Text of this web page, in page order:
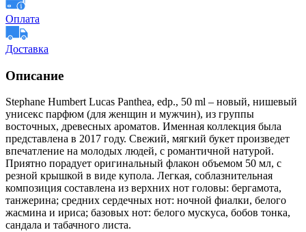
Оплата
Доставка
Описание
Stephane Humbert Lucas Panthea, edp., 50 ml – новый, нишевый
унисекс парфюм (для женщин и мужчин), из группы
восточных, древесных ароматов. Именная коллекция была
представлена в 2017 году. Свежий, мягкий букет произведет
впечатление на молодых людей, с романтичной натурой.
Приятно порадует оригинальный флакон объемом 50 мл, с
резной крышкой в виде купола. Легкая, соблазнительная
композиция составлена из верхних нот головы: бергамота,
танжерина; средних сердечных нот: ночной фиалки, белого
жасмина и ириса; базовых нот: белого мускуса, бобов тонка,
сандала и табачного листа.